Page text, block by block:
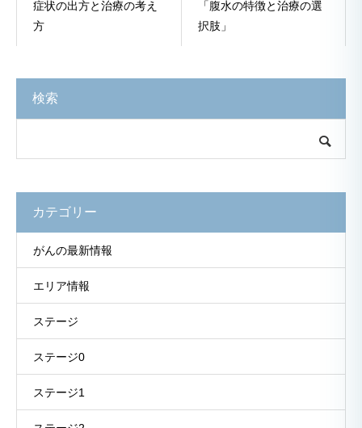
症状の出方と治療の考え
方
「腹水の特徴と治療の選
択肢」
検索
カテゴリー
がんの最新情報
エリア情報
ステージ
ステージ0
ステージ1